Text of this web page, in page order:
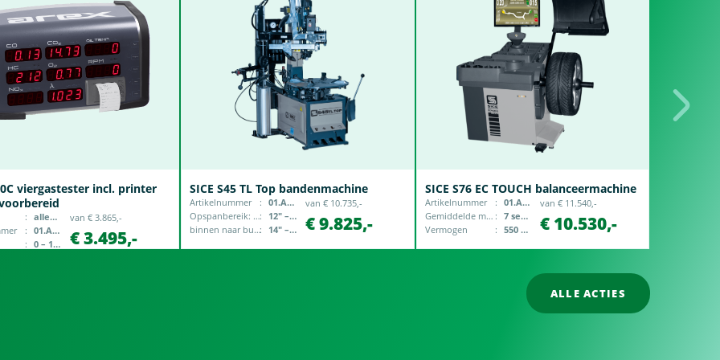
viergastester incl. printer
alleen geldig in NL
01.AE-400C
0 – 15 % vol
van € 3.865,-
€ 3.495,-
SICE S45 TL Top bandenmachine
Artikelnummer
01.AS-S45TLTOP
Opspanbereik: buiten naar binnen
12″ – 24″
binnen naar buiten
14″ – 27″
van € 10.735,-
€ 9.825,-
SICE S76 EC TOUCH balanceermachine
Artikelnummer
01.AS-S76EC
Gemiddelde meettijd
7 seconden
Vermogen
550 Watt
van € 11.540,-
€ 10.530,-
ALLE ACTIES